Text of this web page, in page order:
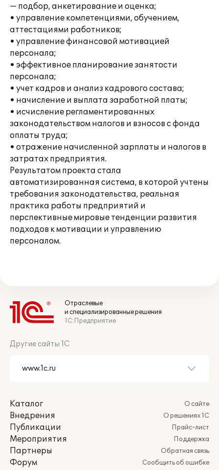
— подбор, анкетирование и оценка;
• управление компетенциями, обучением,
аттестациями работников;
• управление финансовой мотивацией
персонала;
• эффективное планирование занятости
персонала;
• учет кадров и анализ кадрового состава;
• начисление и выплата заработной платы;
• исчисление регламентированных
законодательством налогов и взносов с фонда
оплаты труда;
• отражение начисленной зарплаты и налогов в
затратах предприятия.
Результатом проекта стала
автоматизированная система, в которой учтены
требования законодательства, реальная
практика работы предприятий и
перспективные мировые тенденции развития
подходов к мотивации и управлению
персоналом.
Отраслевые
и специализированные решения
1С:Предприятие
Другие сайты 1С
Каталог
Внедрения
Публикации
Мероприятия
Партнеры
Форум
О сайте
О решениях 1С
Прайс-лист
Поддержка
Обратная связь
Сообщить об ошибке